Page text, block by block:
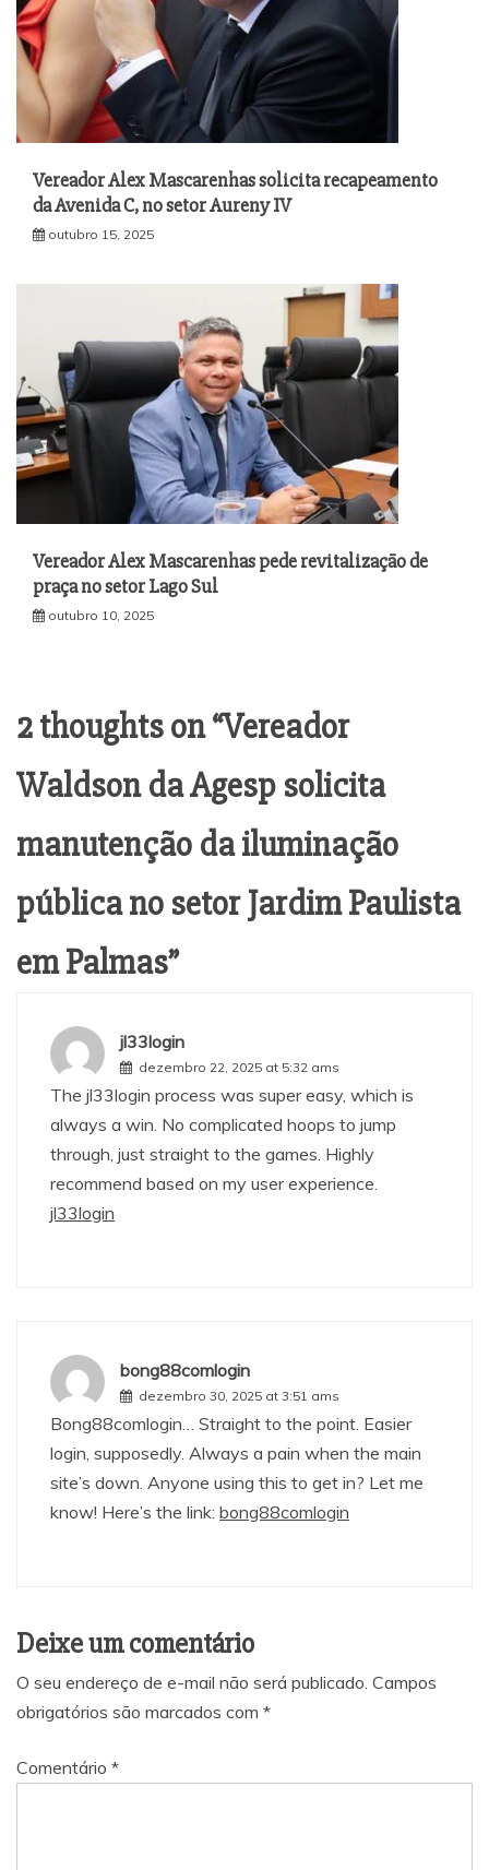
Vereador Alex Mascarenhas solicita recapeamento
da Avenida C, no setor Aureny IV
outubro 15, 2025
Vereador Alex Mascarenhas pede revitalização de
praça no setor Lago Sul
outubro 10, 2025
2 thoughts on “Vereador
Waldson da Agesp solicita
manutenção da iluminação
pública no setor Jardim Paulista
em Palmas”
jl33login
dezembro 22, 2025 at 5:32 ams
The jl33login process was super easy, which is
always a win. No complicated hoops to jump
through, just straight to the games. Highly
recommend based on my user experience.
jl33login
bong88comlogin
dezembro 30, 2025 at 3:51 ams
Bong88comlogin… Straight to the point. Easier
login, supposedly. Always a pain when the main
site’s down. Anyone using this to get in? Let me
know! Here’s the link: bong88comlogin
Deixe um comentário
O seu endereço de e-mail não será publicado. Campos
obrigatórios são marcados com *
Comentário *